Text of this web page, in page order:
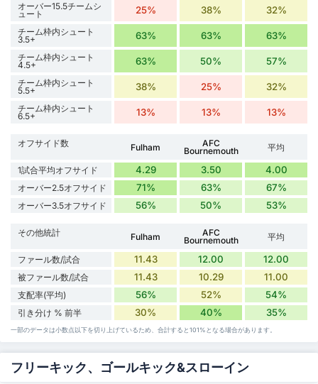
オーバー15.5チームシ
ュート 25% 38% 32%
チーム枠内シュート
3.5+ 63% 63% 63%
チーム枠内シュート
4.5+ 63% 50% 57%
チーム枠内シュート
5.5+ 38% 25% 32%
チーム枠内シュート
6.5+ 13% 13% 13%
オフサイド数 Fulham AFC
Bournemouth 平均
1試合平均オフサイド 4.29 3.50 4.00
オーバー2.5オフサイド 71% 63% 67%
オーバー3.5オフサイド 56% 50% 53%
その他統計 Fulham AFC
Bournemouth 平均
ファール数/試合 11.43 12.00 12.00
被ファール数/試合 11.43 10.29 11.00
支配率(平均) 56% 52% 54%
引き分け % 前半 30% 40% 35%
一部のデータは小数点以下を切り上げているため、合計すると101%となる場合があります。
フリーキック、ゴールキック&スローイン